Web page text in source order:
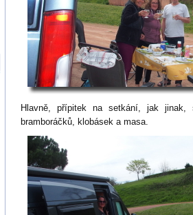
Hlavně, přípitek na setkání, jak jinak,
bramboráčků, klobásek a masa.